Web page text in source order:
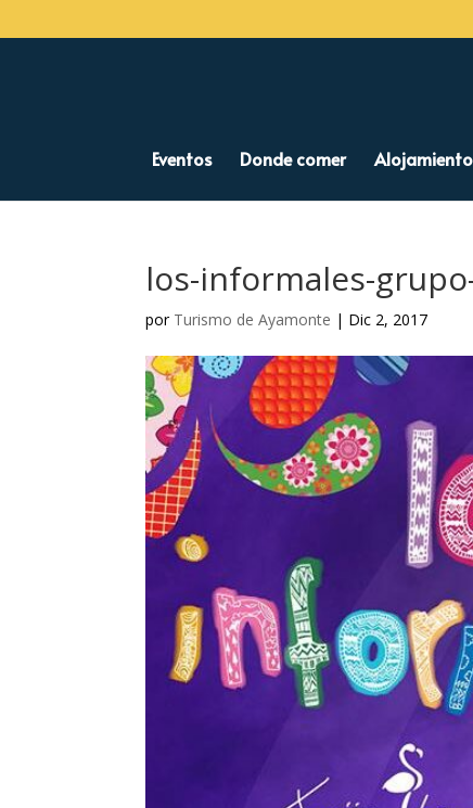
Eventos Donde comer Alojamiento
los-informales-
por Turismo de Ayamonte | Dic 2, 2017